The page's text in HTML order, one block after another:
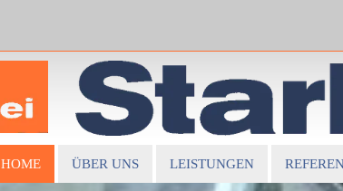
HOME ÜBER UNS LEISTUNGEN